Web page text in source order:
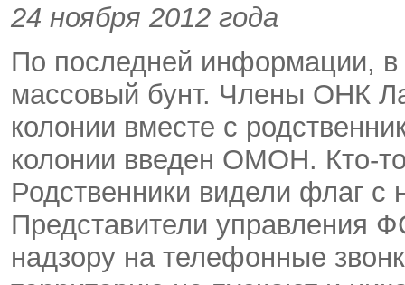
24 ноября 2012 года
По последней информации, в
массовый бунт. Члены ОНК
колонии вместе с
колонии введен ОМОН. Кто-
Родственники видели флаг
Представители управления
надзору на телефонные